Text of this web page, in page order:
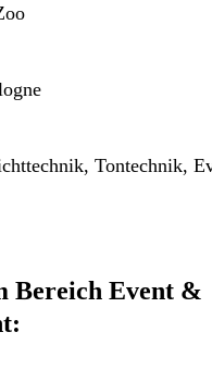
Tontechnik,
Bereich Event &